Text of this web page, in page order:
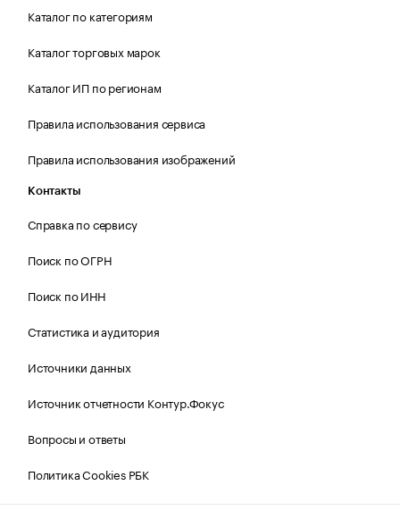
Каталог по категориям
Каталог торговых марок
Каталог ИП по регионам
Правила использования сервиса
Правила использования изображений
Контакты
Справка по сервису
Поиск по ОГРН
Поиск по ИНН
Статистика и аудитория
Источники данных
Источник отчетности Контур.Фокус
Вопросы и ответы
Политика Cookies РБК